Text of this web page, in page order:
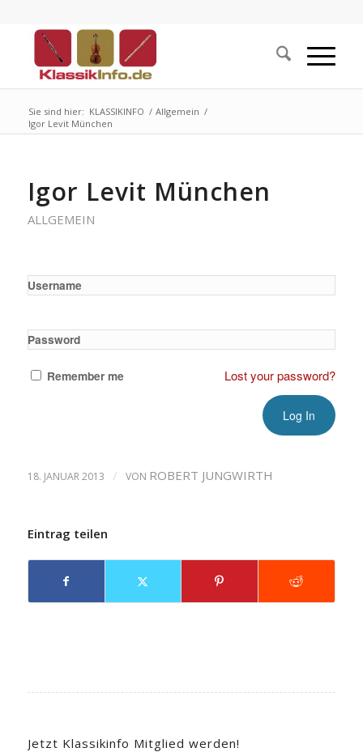
Sie sind hier: KLASSIKINFO / Allgemein /
Igor Levit München
Igor Levit München
ALLGEMEIN
Username
Password
Remember me Lost your password?
18. JANUAR 2013 / VON ROBERT JUNGWIRTH
Eintrag teilen
Jetzt Klassikinfo Mitglied werden!